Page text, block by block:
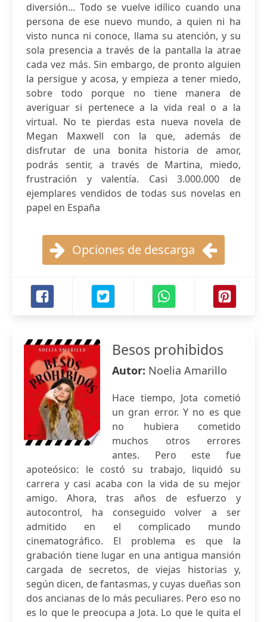
diversión... Todo se vuelve idílico cuando una
persona de ese nuevo mundo, a quien ni ha
visto nunca ni conoce, llama su atención, y su
sola presencia a través de la pantalla la atrae
cada vez más. Sin embargo, de pronto alguien
la persigue y acosa, y empieza a tener miedo,
sobre todo porque no tiene manera de
averiguar si pertenece a la vida real o a la
virtual. No te pierdas esta nueva novela de
Megan Maxwell con la que, además de
disfrutar de una bonita historia de amor,
podrás sentir, a través de Martina, miedo,
frustración y valentía. Casi 3.000.000 de
ejemplares vendidos de todas sus novelas en
papel en España
Opciones de descarga
Besos prohibidos
Autor: Noelia Amarillo
Hace tiempo, Jota cometió
un gran error. Y no es que
no hubiera cometido
muchos otros errores
antes. Pero este fue
apoteósico: le costó su trabajo, liquidó su
carrera y casi acaba con la vida de su mejor
amigo. Ahora, tras años de esfuerzo y
autocontrol, ha conseguido volver a ser
admitido en el complicado mundo
cinematográfico. El problema es que la
grabación tiene lugar en una antigua mansión
cargada de secretos, de viejas historias y,
según dicen, de fantasmas, y cuyas dueñas son
dos ancianas de lo más peculiares. Pero eso no
es lo que le preocupa a Jota. Lo que le quita el